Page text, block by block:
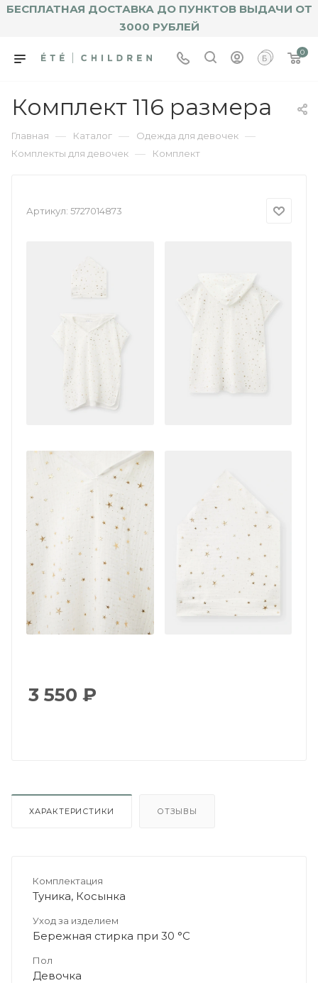
БЕСПЛАТНАЯ ДОСТАВКА ДО ПУНКТОВ ВЫДАЧИ ОТ
3000 РУБЛЕЙ
0
Комплект 116 размера
Главная — Каталог — Одежда для девочек —
Комплекты для девочек — Комплект
Артикул: 5727014873
3 550 ₽
ХАРАКТЕРИСТИКИ ОТЗЫВЫ
Комплектация
Туника, Косынка
Уход за изделием
Бережная стирка при 30 °C
Пол
Девочка